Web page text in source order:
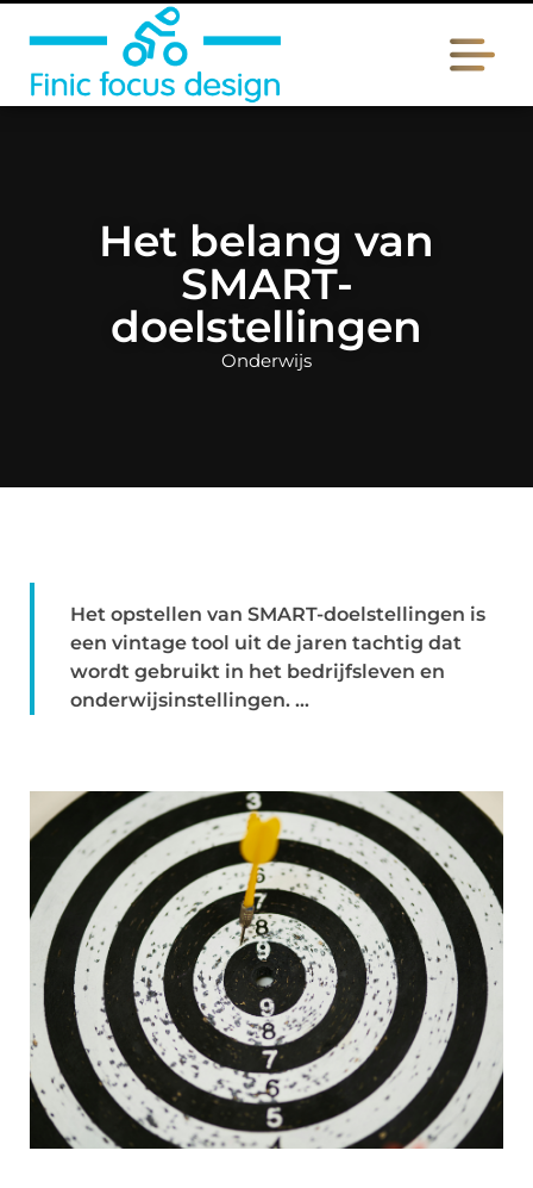
Het belang van
SMART-
doelstellingen
Onderwijs
Het opstellen van SMART-doelstellingen is
een vintage tool uit de jaren tachtig dat
wordt gebruikt in het bedrijfsleven en
onderwijsinstellingen. ...